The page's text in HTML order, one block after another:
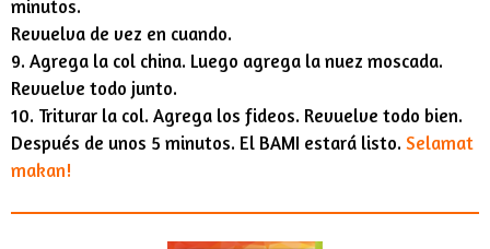
minutos.
Revuelva de vez en cuando.
9. Agrega la col china. Luego agrega la nuez moscada.
Revuelve todo junto.
10. Triturar la col. Agrega los fideos. Revuelve todo bien.
Después de unos 5 minutos. El BAMI estará listo. Selamat
makan!